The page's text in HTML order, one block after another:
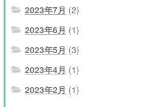
2023年7月 (2)
2023年6月 (1)
2023年5月 (3)
2023年4月 (1)
2023年2月 (1)